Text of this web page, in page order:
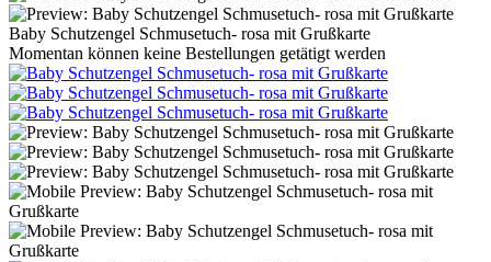
Baby Schutzengel Schmusetuch- rosa mit Grußkarte
Momentan können keine Bestellungen getätigt werden